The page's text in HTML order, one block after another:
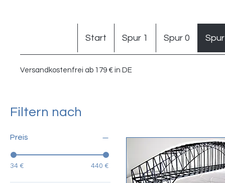
Versandkostenfrei ab 179 € in DE
Start Spur 1 Spur 0
Filtern nach
Preis
34 € 440 €